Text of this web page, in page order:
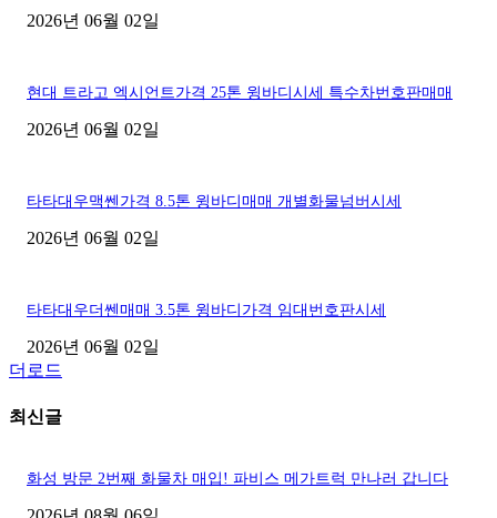
2026년 06월 02일
현대 트라고 엑시언트가격 25톤 윙바디시세 특수차번호판매매
2026년 06월 02일
타타대우맥쎈가격 8.5톤 윙바디매매 개별화물넘버시세
2026년 06월 02일
타타대우더쎈매매 3.5톤 윙바디가격 임대번호판시세
2026년 06월 02일
더로드
최신글
화성 방문 2번째 화물차 매입! 파비스 메가트럭 만나러 갑니다